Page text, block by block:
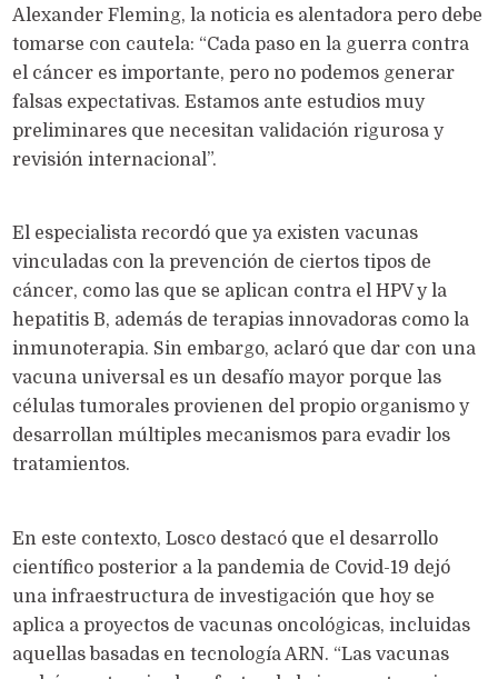
Alexander Fleming, la noticia es alentadora pero debe
tomarse con cautela: “Cada paso en la guerra contra
el cáncer es importante, pero no podemos generar
falsas expectativas. Estamos ante estudios muy
preliminares que necesitan validación rigurosa y
revisión internacional”.
El especialista recordó que ya existen vacunas
vinculadas con la prevención de ciertos tipos de
cáncer, como las que se aplican contra el HPV y la
hepatitis B, además de terapias innovadoras como la
inmunoterapia. Sin embargo, aclaró que dar con una
vacuna universal es un desafío mayor porque las
células tumorales provienen del propio organismo y
desarrollan múltiples mecanismos para evadir los
tratamientos.
En este contexto, Losco destacó que el desarrollo
científico posterior a la pandemia de Covid-19 dejó
una infraestructura de investigación que hoy se
aplica a proyectos de vacunas oncológicas, incluidas
aquellas basadas en tecnología ARN. “Las vacunas